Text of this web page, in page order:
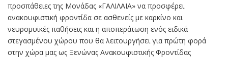
προσπάθειες της Μονάδας «ΓΑΛΙΛΑΙΑ» να προσφέρει
ανακουφιστική φροντίδα σε ασθενείς με καρκίνο και
νευρομυϊκές παθήσεις και η αποπεράτωση ενός ειδικά
στεγασμένου χώρου που θα λειτουργήσει για πρώτη φορά
στην χώρα μας ως Ξενώνας Ανακουφιστικής Φροντίδας